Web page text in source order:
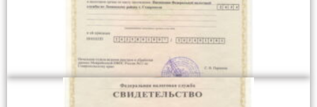
Свидетельство